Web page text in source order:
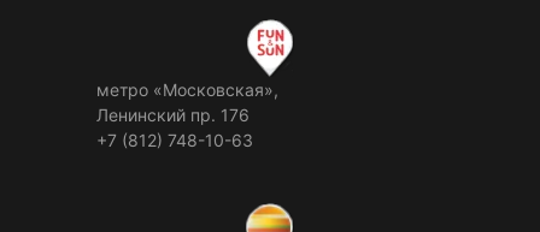
метро «Московская»,
Ленинский пр. 176
+7 (812) 748-10-63